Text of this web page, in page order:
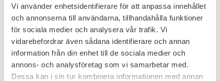
Vi använder enhetsidentifierare för att anpassa innehållet
och annonserna till användarna, tillhandahålla funktioner
för sociala medier och analysera vår trafik. Vi
vidarebefordrar även sådana identifierare och annan
information från din enhet till de sociala medier och
annons- och analysföretag som vi samarbetar med.
Dessa kan i sin tur kombinera informationen med annan
Lägg till i favoriter
OV Varselväst One size
Funktionell varselväst för med
justerbar storlek.
599
Lägg till i favoriter
Hållare Handfängsel
149